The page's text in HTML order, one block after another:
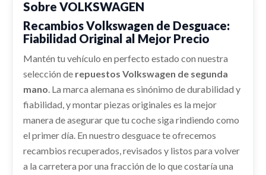
VOLKSWAGEN TOUAREG (7P5) V6 TDI
Ref: 2271145 OEM: 7P6821105E
308,22 €
Ref: 2271154
Consultar
ESPEJO 7P6857511S
ESPEJO 7P6857511S usado.
VOLKSWAGEN TOUAREG (7P5) V6 TDI
OEM:
17,82 € shopping_cart
AFORADOR
AFORADOR usado.
VOLKSWAGEN TOUAREG (7P5) V6 TDI
BLUEMOTION
Ref: 2271140
Consultar
ABS
ABS usado.
VOLKSWAGEN TOUAREG (7P5) V6 TDI
BLUEMOTION
Sobre VOLKSWAGEN
Recambios Volkswagen de Desguace:
Fiabilidad Original al Mejor Precio
Mantén tu vehículo en perfecto estado con nuestra
selección de repuestos Volkswagen de segunda
mano. La marca alemana es sinónimo de durabilidad y
fiabilidad, y montar piezas originales es la mejor
manera de asegurar que tu coche siga rindiendo como
el primer día. En nuestro desguace te ofrecemos
recambios recuperados, revisados y listos para volver
a la carretera por una fracción de lo que costaría una